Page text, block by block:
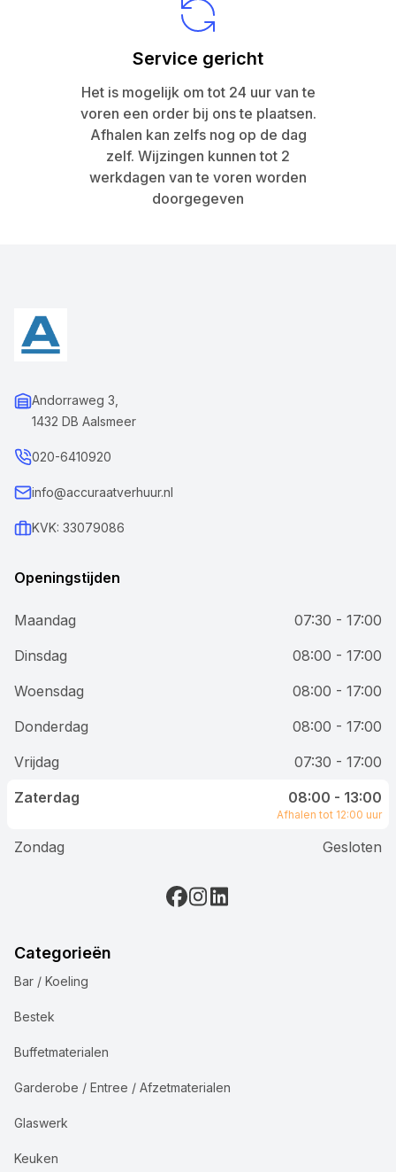
Service gericht
Het is mogelijk om tot 24 uur van te
voren een order bij ons te plaatsen.
Afhalen kan zelfs nog op de dag
zelf. Wijzingen kunnen tot 2
werkdagen van te voren worden
doorgegeven
Andorraweg 3,
1432 DB Aalsmeer
020-6410920
info@accuraatverhuur.nl
KVK: 33079086
Openingstijden
Maandag
07:30 - 17:00
Dinsdag
08:00 - 17:00
Woensdag
08:00 - 17:00
Donderdag
08:00 - 17:00
Vrijdag
07:30 - 17:00
Zaterdag
08:00 - 13:00
Afhalen tot 12:00 uur
Zondag Gesloten
Categorieën
Bar / Koeling
Bestek
Buffetmaterialen
Garderobe / Entree / Afzetmaterialen
Glaswerk
Keuken